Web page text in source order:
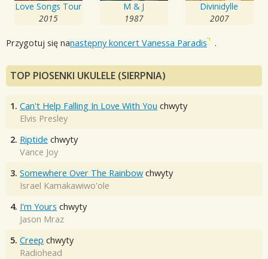
Love Songs Tour
2015
M & J
1987
Divinidylle
2007
Przygotuj się nanastępny koncert Vanessa Paradis .
TOP PIOSENKI UKULELE (SIERPNIA)
1. Can't Help Falling In Love With You chwyty
Elvis Presley
2. Riptide chwyty
Vance Joy
3. Somewhere Over The Rainbow chwyty
Israel Kamakawiwo'ole
4. I'm Yours chwyty
Jason Mraz
5. Creep chwyty
Radiohead